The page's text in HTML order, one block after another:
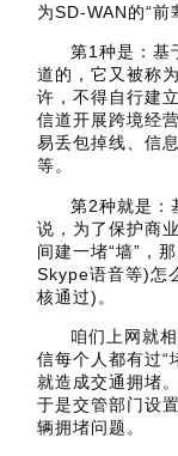
为SD-WAN的“前
第1种是：基
道的，它又被称
许，不得自行建
信道开展跨境经
易丢包掉线、信
等。
第2种就是：
说，为了保护商
间建一堵“墙”，
Skype语音等)怎
核通过)。
咱们上网就
信每个人都有过“
就造成交通拥堵
于是交管部门设
辆拥堵问题。